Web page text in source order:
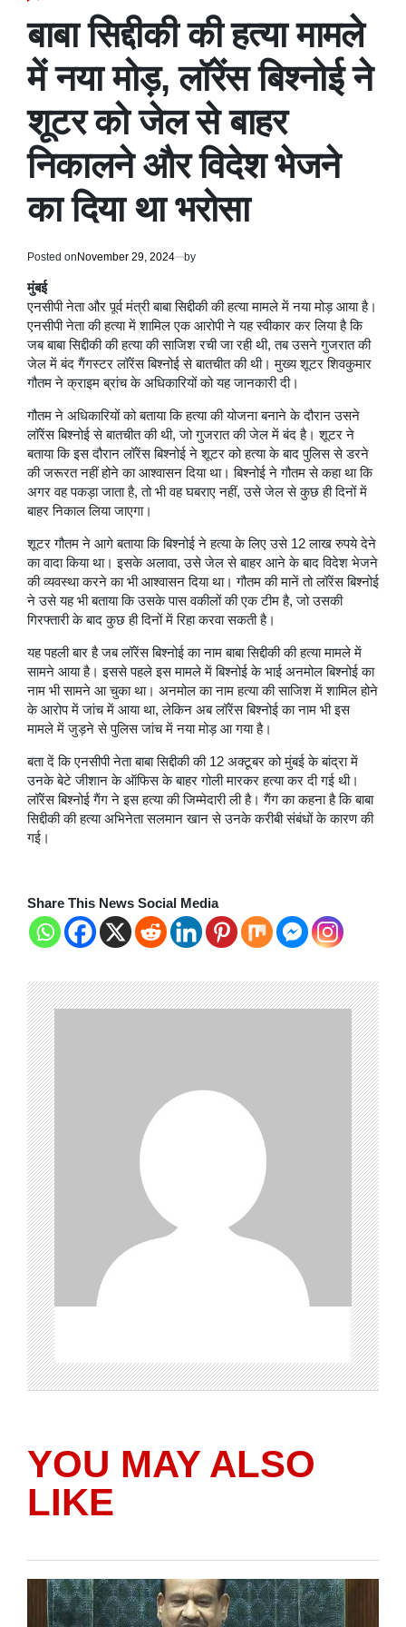
बाबा सिद्दीकी की हत्या मामले
में नया मोड़, लॉरेंस बिश्नोई ने
शूटर को जेल से बाहर
निकालने और विदेश भेजने
का दिया था भरोसा
Posted onNovember 29, 2024 by
मुंबई
एनसीपी नेता और पूर्व मंत्री बाबा सिद्दीकी की हत्या मामले में नया मोड़ आया है।
एनसीपी नेता की हत्या में शामिल एक आरोपी ने यह स्वीकार कर लिया है कि
जब बाबा सिद्दीकी की हत्या की साजिश रची जा रही थी, तब उसने गुजरात की
जेल में बंद गैंगस्टर लॉरेंस बिश्नोई से बातचीत की थी। मुख्य शूटर शिवकुमार
गौतम ने क्राइम ब्रांच के अधिकारियों को यह जानकारी दी।
गौतम ने अधिकारियों को बताया कि हत्या की योजना बनाने के दौरान उसने
लॉरेंस बिश्नोई से बातचीत की थी, जो गुजरात की जेल में बंद है। शूटर ने
बताया कि इस दौरान लॉरेंस बिश्नोई ने शूटर को हत्या के बाद पुलिस से डरने
की जरूरत नहीं होने का आश्वासन दिया था। बिश्नोई ने गौतम से कहा था कि
अगर वह पकड़ा जाता है, तो भी वह घबराए नहीं, उसे जेल से कुछ ही दिनों में
बाहर निकाल लिया जाएगा।
शूटर गौतम ने आगे बताया कि बिश्नोई ने हत्या के लिए उसे 12 लाख रुपये देने
का वादा किया था। इसके अलावा, उसे जेल से बाहर आने के बाद विदेश भेजने
की व्यवस्था करने का भी आश्वासन दिया था। गौतम की मानें तो लॉरेंस बिश्नोई
ने उसे यह भी बताया कि उसके पास वकीलों की एक टीम है, जो उसकी
गिरफ्तारी के बाद कुछ ही दिनों में रिहा करवा सकती है।
यह पहली बार है जब लॉरेंस बिश्नोई का नाम बाबा सिद्दीकी की हत्या मामले में
सामने आया है। इससे पहले इस मामले में बिश्नोई के भाई अनमोल बिश्नोई का
नाम भी सामने आ चुका था। अनमोल का नाम हत्या की साजिश में शामिल होने
के आरोप में जांच में आया था, लेकिन अब लॉरेंस बिश्नोई का नाम भी इस
मामले में जुड़ने से पुलिस जांच में नया मोड़ आ गया है।
बता दें कि एनसीपी नेता बाबा सिद्दीकी की 12 अक्टूबर को मुंबई के बांद्रा में
उनके बेटे जीशान के ऑफिस के बाहर गोली मारकर हत्या कर दी गई थी।
लॉरेंस बिश्नोई गैंग ने इस हत्या की जिम्मेदारी ली है। गैंग का कहना है कि बाबा
सिद्दीकी की हत्या अभिनेता सलमान खान से उनके करीबी संबंधों के कारण की
गई।
Share This News Social Media
YOU MAY ALSO
LIKE